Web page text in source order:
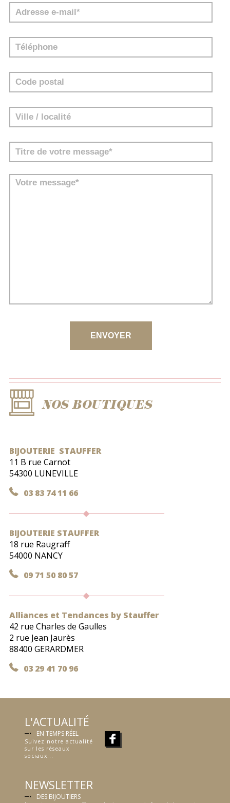
NOS BOUTIQUES
BIJOUTERIE STAUFFER
11 B rue Carnot
54300 LUNEVILLE
03 83 74 11 66
BIJOUTERIE STAUFFER
18 rue Raugraff
54000 NANCY
09 71 50 80 57
Alliances et Tendances by Stauffer
42 rue Charles de Gaulles
2 rue Jean Jaurès
88400 GERARDMER
03 29 41 70 96
L'ACTUALITÉ
EN TEMPS RÉEL
Suivez notre actualité
sur les réseaux
sociaux...
NEWSLETTER
DES BIJOUTIERS